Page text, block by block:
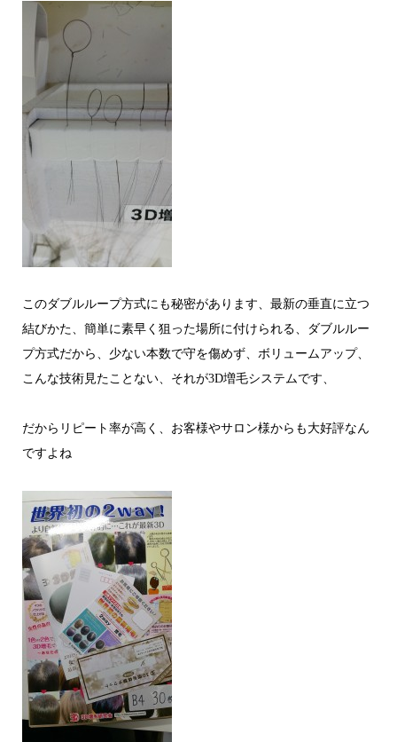
このダブルループ方式にも秘密があります、最新の垂直に立つ
結びかた、簡単に素早く狙った場所に付けられる、ダブルルー
プ方式だから、少ない本数で守を傷めず、ボリュームアップ、
こんな技術見たことない、それが3D増毛システムです、
だからリピート率が高く、お客様やサロン様からも大好評なん
ですよね